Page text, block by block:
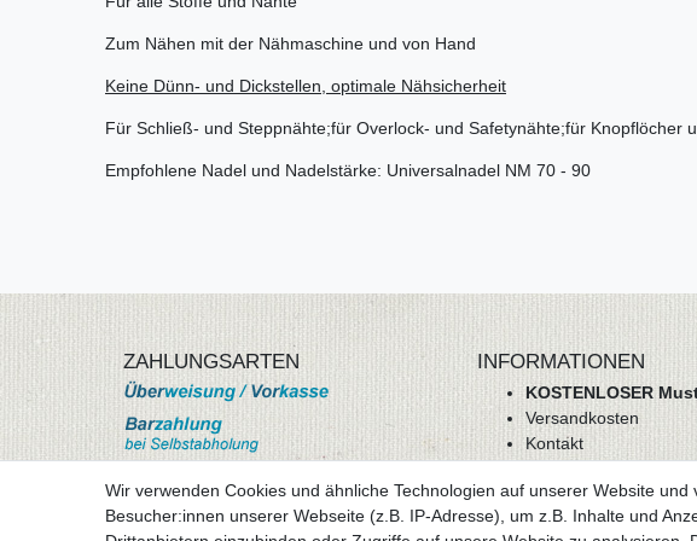
Zum Nähen mit der Nähmaschine und von Hand
Keine Dünn- und Dickstellen, optimale Nähsicherheit
Für Schließ- und Steppnähte;für Overlock- und Safetynähte;für
Empfohlene Nadel und Nadelstärke: Universalnadel NM 70 - 90
ZAHLUNGSARTEN INFORMATIONEN
KOSTENLOSER
Versandkosten
Kontakt
AGB
Datenschutz
Wir verwenden Cookies und ähnliche Technologien auf unserer Website
Besucher:innen unserer Webseite (z.B. IP-Adresse), um z.B. Inhalte und